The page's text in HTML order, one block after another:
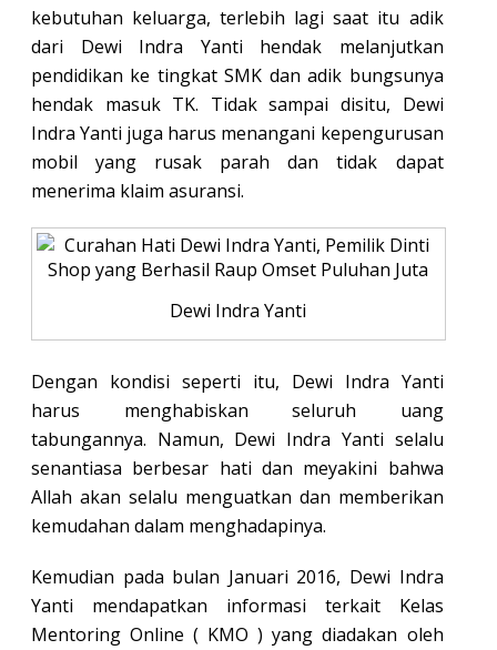
kebutuhan keluarga, terlebih lagi saat itu adik
dari Dewi Indra Yanti hendak melanjutkan
pendidikan ke tingkat SMK dan adik bungsunya
hendak masuk TK. Tidak sampai disitu, Dewi
Indra Yanti juga harus menangani kepengurusan
mobil yang rusak parah dan tidak dapat
menerima klaim asuransi.
Dewi Indra Yanti
Dengan kondisi seperti itu, Dewi Indra Yanti
harus menghabiskan seluruh uang
tabungannya. Namun, Dewi Indra Yanti selalu
senantiasa berbesar hati dan meyakini bahwa
Allah akan selalu menguatkan dan memberikan
kemudahan dalam menghadapinya.
Kemudian pada bulan Januari 2016, Dewi Indra
Yanti mendapatkan informasi terkait Kelas
Mentoring Online ( KMO ) yang diadakan oleh